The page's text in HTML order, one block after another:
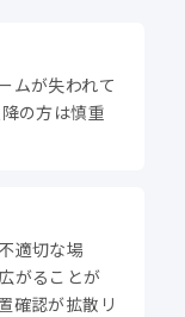
ムが失われて
の方は慎重
適切な場
がることが
確認が拡散リ